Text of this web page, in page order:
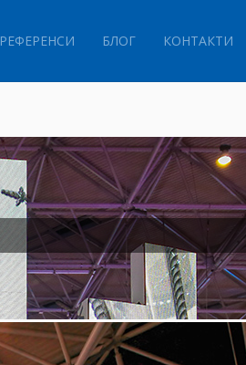
РЕФЕРЕНСИ БЛОГ КОНТАКТИ